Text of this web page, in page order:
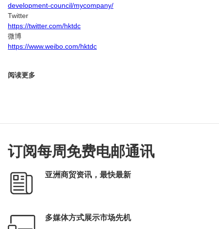
development-council/mycompany/
Twitter
https://twitter.com/hktdc
微博
https://www.weibo.com/hktdc
阅读更多
订阅每周免费电邮通讯
亚洲商贸资讯，最快最新
多媒体方式展示市场先机